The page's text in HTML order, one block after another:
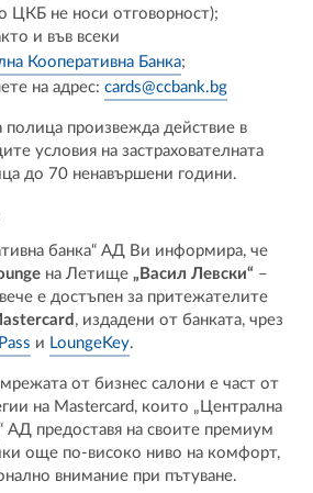
ЦКБ не носи отговорност);
и във всеки
Кооперативна Банка;
на адрес:cards@ccbank.bg
полица произвежда действие в
условия на застрахователната
до 70 ненавършени години.
банка“ АД Ви информира, че
на Летище„Васил Левски“ –
е достъпен за притежателите
, издадени от банката, чрез
и LoungeKey.
от бизнес салони е част от
на Mastercard, които „Централна
АД предоставя на своите премиум
още по-високо ниво на комфорт,
внимание при пътуване.